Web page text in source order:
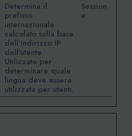
Determina il
prefisso
internazionale
calcolato sulla base
dell'indirizzo IP
dell'utente.
Utilizzato per
determinare quale
lingua deve essere
utilizzata per utenti.
Session
e